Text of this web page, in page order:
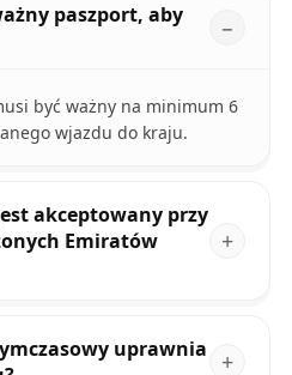
paszport, aby
być ważny na minimum 6
wjazdu do kraju.
akceptowany przy
Emiratów
uprawnia